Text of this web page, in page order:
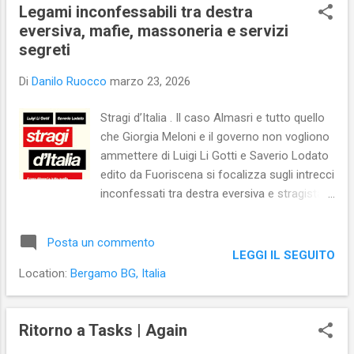
Legami inconfessabili tra destra
eversiva, mafie, massoneria e servizi
segreti
Di Danilo Ruocco marzo 23, 2026
Stragi d’Italia . Il caso Almasri e tutto quello
che Giorgia Meloni e il governo non vogliono
ammettere di Luigi Li Gotti e Saverio Lodato
edito da Fuoriscena si focalizza sugli intrecci
inconfessati tra destra eversiva e stragista ,
dividere l’Italia in tre Stati indipendenti (Italia
del Nord; Italia del Centro e Italia Meridionale)
gli appartenenti ai gruppi sopra menzionati.
Un progetto che, tra gli altri, coinvolgeva
Posta un commento
Location: Bergamo BG, Italia
LEGGI IL SEGUITO
Ritorno a Tasks | Again